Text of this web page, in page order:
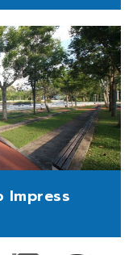
Impress